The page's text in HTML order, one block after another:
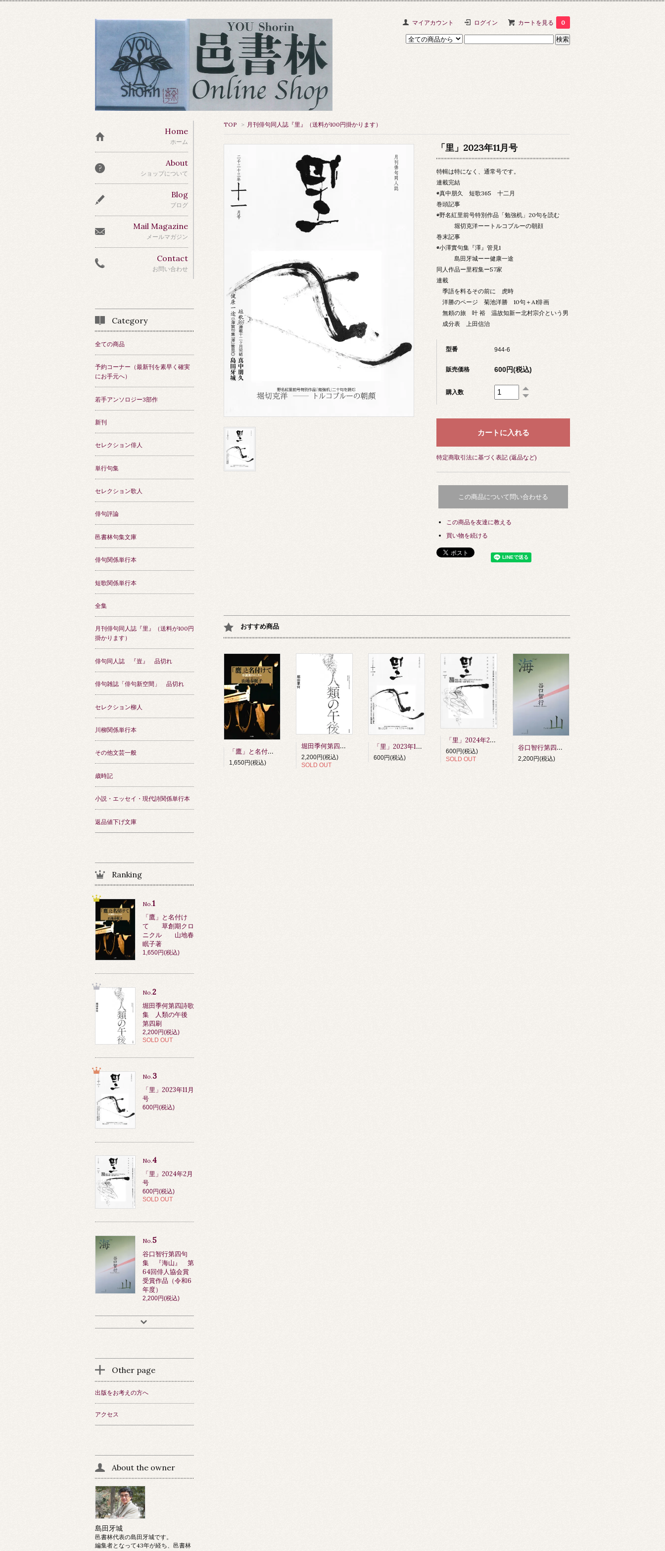
マイアカウント ログイン カートを見る 0
TOP > 月刊俳句同人誌『里』（送料が100円掛かります）
「里」2023年11月号
特輯は特になく、通常号です。
連載完結
◉真中朋久 短歌365 十二月
巻頭記事
◉野名紅里前号特別作品「勉強机」20句を読む
堀切克洋ーートルコブルーの朝顔
巻末記事
◉小澤實句集『澤』管見1
島田牙城ーー健康一途
同人作品ー里程集ー57家
連載
季語を料るその前に 虎時
洋勝のページ 菊池洋勝 10句＋AI俳画
無頼の旅 叶 裕 温故知新ー北村宗介という男
成分表 上田信治
型番 944-6
販売価格 600円(税込)
購入数
特定商取引法に基づく表記 (返品など)
この商品について問い合わせる
この商品を友達に教える
買い物を続ける
おすすめ商品
「鷹」と名付けて 草創期クロニクル 山地春眠子著
1,650円(税込)
堀田季何第四詩歌集 人類の午後 第四刷
2,200円(税込)
SOLD OUT
「里」2023年11月号
600円(税込)
「里」2024年2月号
600円(税込)
SOLD OUT
谷口智行第四句集 『海山』 第64回俳人協会賞受賞作品（令和6年度）
2,200円(税込)
Home
ホーム
About
ショップについて
Blog
ブログ
Mail Magazine
メールマガジン
Contact
お問い合わせ
Category
全ての商品
予約コーナー（最新刊を素早く確実
にお手元へ）
若手アンソロジー3部作
新刊
セレクション俳人
単行句集
セレクション歌人
俳句評論
邑書林句集文庫
俳句関係単行本
短歌関係単行本
全集
月刊俳句同人誌『里』（送料が100円
掛かります）
俳句同人誌 『豈』 品切れ
俳句雑誌「俳句新空間」 品切れ
セレクション柳人
川柳関係単行本
その他文芸一般
歳時記
小説・エッセイ・現代詩関係単行本
返品値下げ文庫
Ranking
No.1
「鷹」と名付け
て 草創期クロ
ニクル 山地春
眠子著
1,650円(税込)
No.2
堀田季何第四詩歌
集 人類の午後
第四刷
2,200円(税込)
SOLD OUT
No.3
「里」2023年11月
号
600円(税込)
No.4
「里」2024年2月
号
600円(税込)
SOLD OUT
No.5
谷口智行第四句
集 『海山』 第
64回俳人協会賞
受賞作品（令和6
年度）
2,200円(税込)
Other page
出版をお考えの方へ
アクセス
About the owner
島田牙城
邑書林代表の島田牙城です。
編集者となって43年が経ち、邑書林